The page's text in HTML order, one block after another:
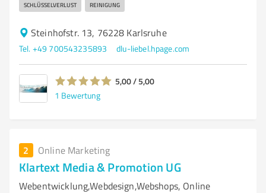
SCHLÜSSELVERLUST REINIGUNG
Steinhofstr. 13, 76228 Karlsruhe
Tel. +49 700543235893 dlu-liebel.hpage.com
5,00 / 5,00
1 Bewertung
2 Online Marketing
Klartext Media & Promotion UG
Webentwicklung,Webdesign,Webshops, Online